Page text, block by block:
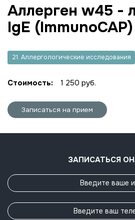
Аллерген w45 -
IgE (ImmunoCAP)
21. Аллергологические исследования
Стоимость: 1 250 руб.
Записаться на прием
ЗАПИСАТЬСЯ